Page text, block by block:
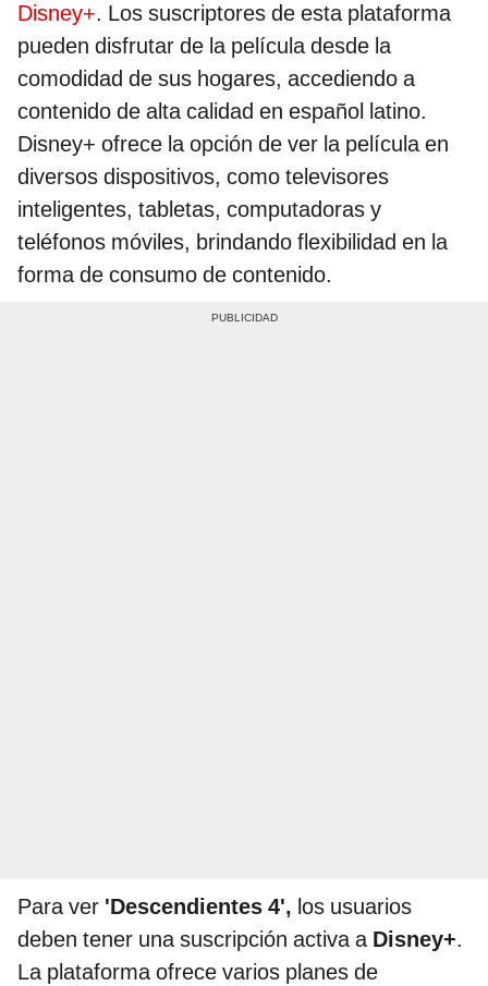
Disney+. Los suscriptores de esta plataforma
pueden disfrutar de la película desde la
comodidad de sus hogares, accediendo a
contenido de alta calidad en español latino.
Disney+ ofrece la opción de ver la película en
diversos dispositivos, como televisores
inteligentes, tabletas, computadoras y
teléfonos móviles, brindando flexibilidad en la
forma de consumo de contenido.
Para ver 'Descendientes 4', los usuarios
deben tener una suscripción activa a Disney+.
La plataforma ofrece varios planes de